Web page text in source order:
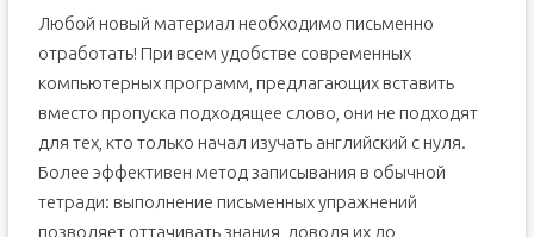
Любой новый материал необходимо письменно
отработать! При всем удобстве современных
компьютерных программ, предлагающих вставить
вместо пропуска подходящее слово, они не подходят
для тех, кто только начал изучать английский с нуля.
Более эффективен метод записывания в обычной
тетради: выполнение письменных упражнений
позволяет оттачивать знания, доводя их до